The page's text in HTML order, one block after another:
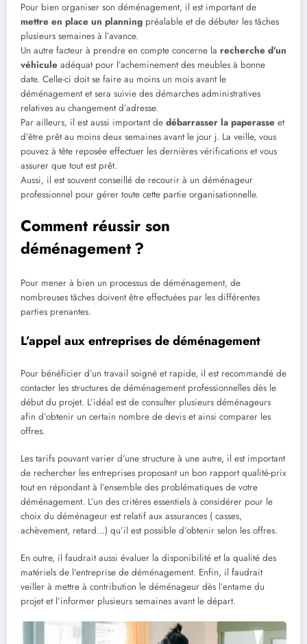
Pour bien organiser son déménagement, il est important de
mettre en place un planning préalable et de débuter les tâches
plusieurs semaines à l’avance.
Un autre facteur à prendre en compte concerne la recherche d’un
véhicule adéquat pour l’acheminement des meubles à bonne
date. Celle-ci doit se faire au moins un mois avant le
déménagement et sera suivie des démarches administratives
relatives au changement d’adresse.
Par ailleurs, il est aussi important de débarrasser la paperasse et
d’être prêt au moins deux semaines avant le jour j. La veille, vous
pouvez à tête reposée effectuer les dernières vérifications et vous
assurer que tout est prêt.
Aussi, il est souvent conseillé de recourir à un déménageur
professionnel pour gérer toute cette partie organisationnelle.
Comment réussir son
déménagement ?
Pour mener à bien un processus de déménagement, de
nombreuses tâches doivent être effectuées par les différentes
parties prenantes.
L’appel aux entreprises de déménagement
Pour bénéficier d’un travail soigné et rapide, il est recommandé de
contacter les structures de déménagement professionnelles dès le
début du projet. L’idéal est de consulter plusieurs déménageurs
afin d’obtenir un certain nombre de devis et ainsi comparer les
offres.
Les tarifs pouvant varier d’une structure à une autre, il est important
de rechercher les entreprises proposant un bon rapport qualité-prix
tout en répondant à l’ensemble des problématiques de votre
déménagement. L’un des critères essentiels à considérer pour le
choix du déménageur est relatif aux assurances ( casses,
achèvement, retard…) qu’il est possible d’obtenir selon les offres.
En outre, il faudrait aussi évaluer la disponibilité et la qualité des
matériels de l’entreprise de déménagement. Enfin, il faudrait
veiller à mettre à contribution le déménageur dès l’entame du
projet et l’informer plusieurs semaines avant le départ.